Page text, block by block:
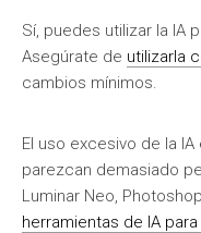
Sí, puedes utilizar la IA
Asegúrate de utilizarla
cambios mínimos.
El uso excesivo de la
parezcan demasiado
Luminar Neo,
herramientas de IA